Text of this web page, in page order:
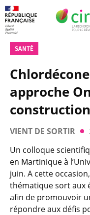
SANTÉ
approche
construction
VIENT DE SORTIR
Un colloque
en Martinique à
juin. A cette
thématique sort aux
afin de promouvoir
répondre aux défis